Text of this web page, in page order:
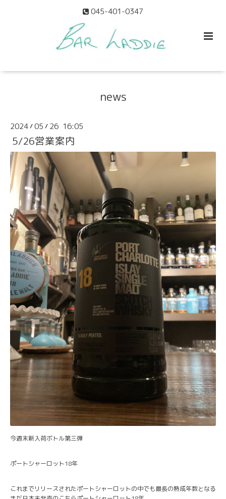
045-401-0347
news
2024/05 / 26 16:05
5/26営業案内
今週末新入荷ボトル第三弾
ポートシャーロット18年
これまでリリースされたポートシャーロットの中でも最長の熟成年数となる